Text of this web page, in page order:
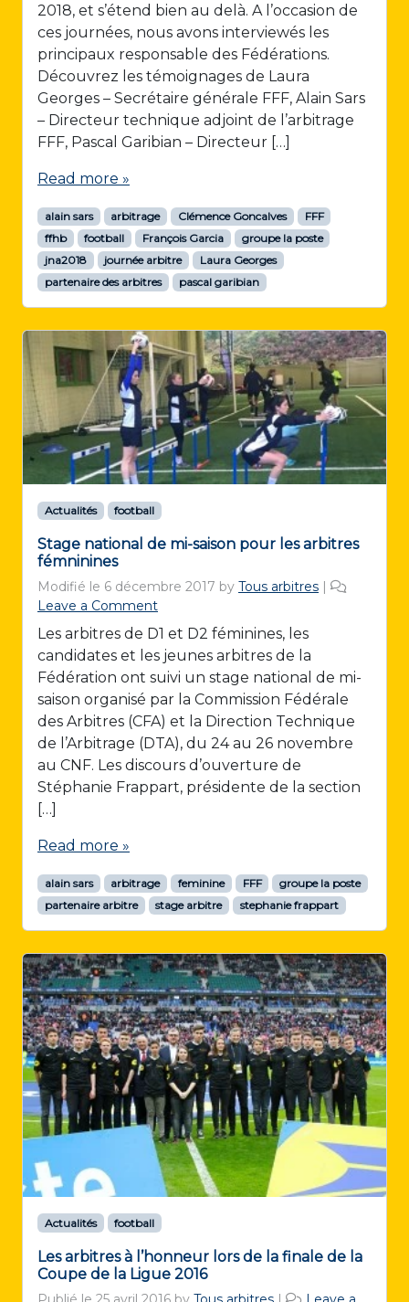
2018, et s’étend bien au delà. A l’occasion de
ces journées, nous avons interviewés les
principaux responsable des Fédérations.
Découvrez les témoignages de Laura
Georges – Secrétaire générale FFF, Alain Sars
– Directeur technique adjoint de l’arbitrage
FFF, Pascal Garibian – Directeur […]
Read more »
alain sars arbitrage Clémence Goncalves
FFF
ffhb
football François Garcia
groupe la poste
jna2018
journée arbitre
Laura Georges
partenaire des arbitres
pascal garibian
Actualités football
Stage national de mi-saison pour les arbitres
fémninines
Modifié le 6 décembre 2017 by Tous arbitres |
Leave a Comment
Les arbitres de D1 et D2 féminines, les
candidates et les jeunes arbitres de la
Fédération ont suivi un stage national de mi-
saison organisé par la Commission Fédérale
des Arbitres (CFA) et la Direction Technique
de l’Arbitrage (DTA), du 24 au 26 novembre
au CNF. Les discours d’ouverture de
Stéphanie Frappart, présidente de la section
[…]
Read more »
alain sars arbitrage feminine FFF
groupe la poste
partenaire arbitre
stage arbitre stephanie frappart
Actualités football
Les arbitres à l’honneur lors de la finale de la
Coupe de la Ligue 2016